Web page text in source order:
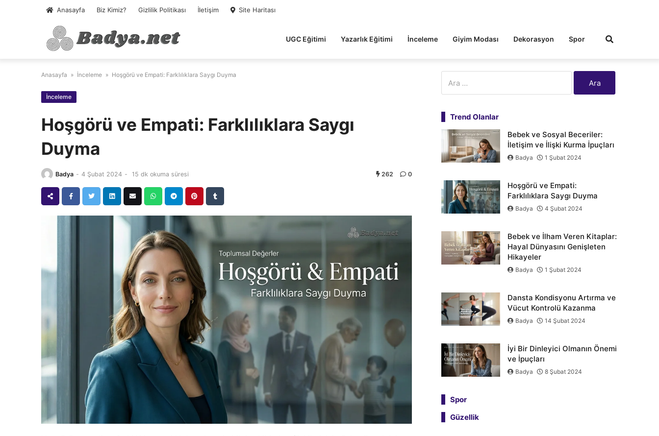
Anasayfa Biz Kimiz? Gizlilik Politikası İletişim Site Haritası
UGC Eğitimi Yazarlık Eğitimi İnceleme Giyim Modası Dekorasyon Spor
Anasayfa » İnceleme » Hoşgörü ve Empati: Farklılıklara Saygı Duyma
İnceleme
Hoşgörü ve Empati: Farklılıklara Saygı
Duyma
Badya - 4 Şubat 2024 - 15 dk okuma süresi 262 0
Trend Olanlar
Bebek ve Sosyal Beceriler:
İletişim ve İlişki Kurma İpuçları
Badya 1 Şubat 2024
Hoşgörü ve Empati:
Farklılıklara Saygı Duyma
Badya 4 Şubat 2024
Bebek ve İlham Veren Kitaplar:
Hayal Dünyasını Genişleten
Hikayeler
Badya 1 Şubat 2024
Dansta Kondisyonu Artırma ve
Vücut Kontrolü Kazanma
Badya 14 Şubat 2024
İyi Bir Dinleyici Olmanın Önemi
ve İpuçları
Badya 8 Şubat 2024
Spor
Güzellik